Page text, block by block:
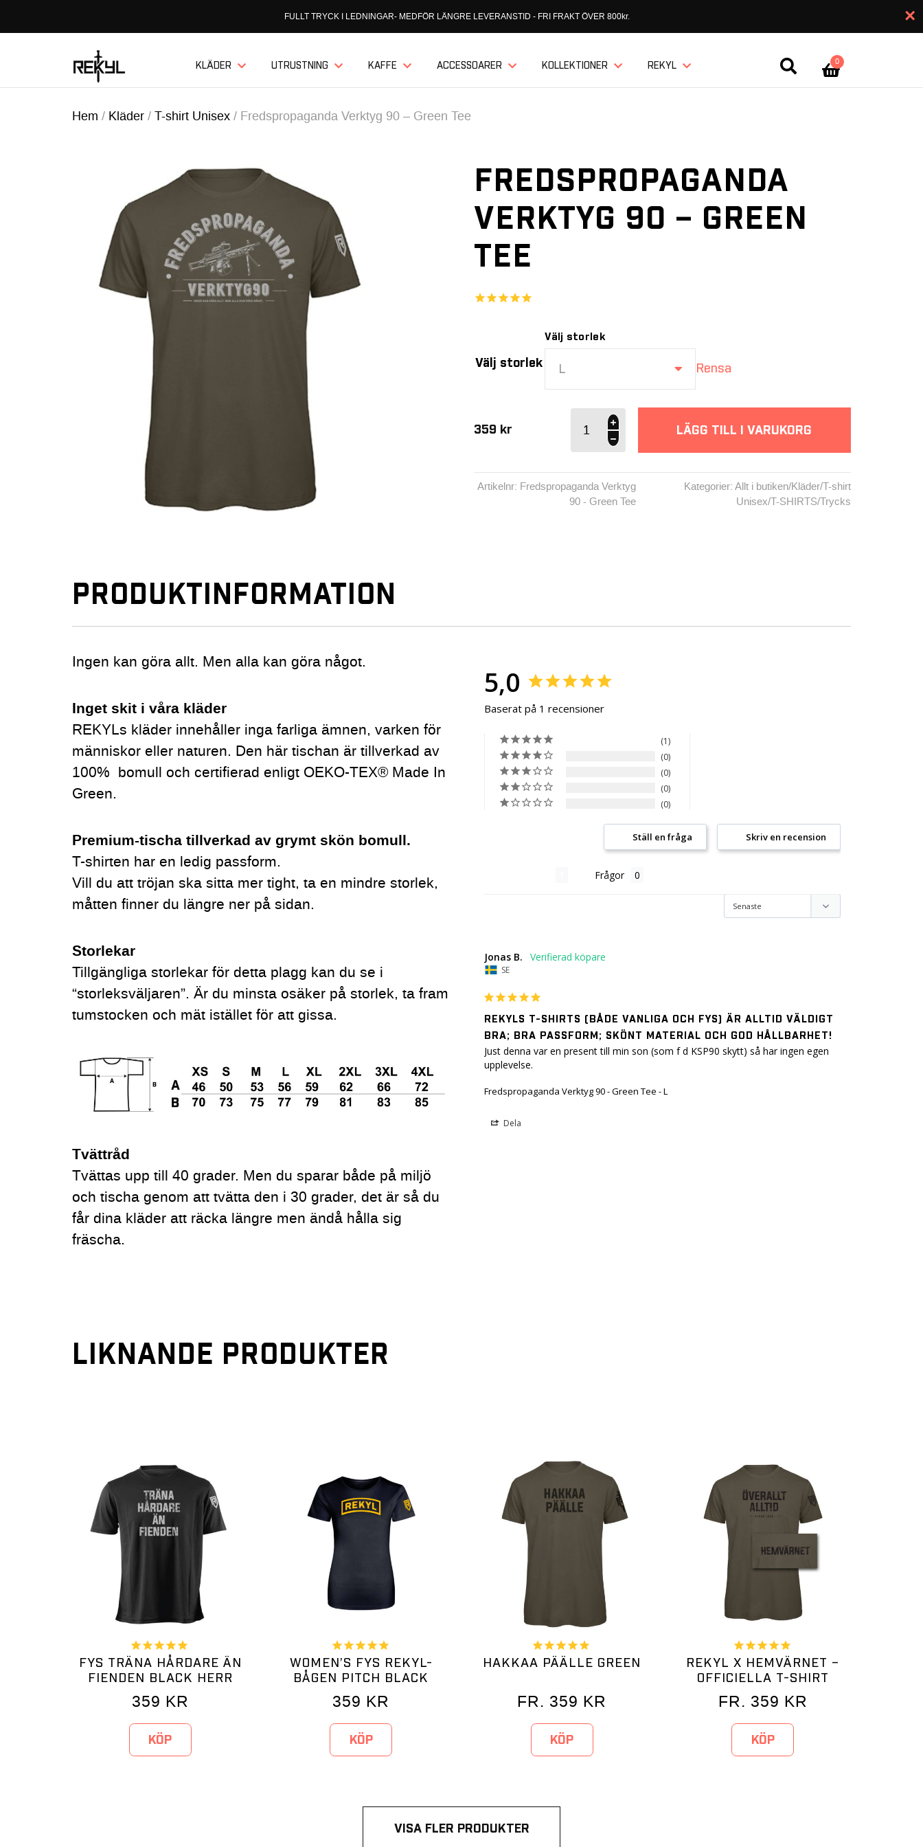
FULLT TRYCK I LEDNINGAR- MEDFÖR LÄNGRE LEVERANSTID - FRI FRAKT ÖVER 800kr. ×
KLÄDER UTRUSTNING KAFFE ACCESSOARER KOLLEKTIONER REKYL 0
Hem / Kläder / T-shirt Unisex / Fredspropaganda Verktyg 90 – Green Tee
FREDSPROPAGANDA
VERKTYG 90 – GREEN
TEE
Välj storlek
Välj storlek
L Rensa
359 kr
Fredspropaganda
Verktyg 90 -
Green Tee
LÄGG TILL I VARUKORG
Artikelnr: Fredspropaganda Verktyg
90 - Green Tee
Kategorier: Allt i butiken/Kläder/T-shirt
Unisex/T-SHIRTS/Trycks
PRODUKTINFORMATION
Ingen kan göra allt. Men alla kan göra något.
Inget skit i våra kläder
REKYLs kläder innehåller inga farliga ämnen, varken för
människor eller naturen. Den här tischan är tillverkad av
100% bomull och certifierad enligt OEKO-TEX® Made In
Green.
Premium-tischa tillverkad av grymt skön bomull.
T-shirten har en ledig passform.
Vill du att tröjan ska sitta mer tight, ta en mindre storlek,
måtten finner du längre ner på sidan.
Storlekar
Tillgängliga storlekar för detta plagg kan du se i
“storleksväljaren”. Är du minsta osäker på storlek, ta fram
tumstocken och mät istället för att gissa.
Tvättråd
Tvättas upp till 40 grader. Men du sparar både på miljö
och tischa genom att tvätta den i 30 grader, det är så du
får dina kläder att räcka längre men ändå hålla sig
fräscha.
5,0
Baserat på 1 recensioner
1
0
0
0
0
Skriv en recension
Ställ en fråga
Frågor
Jonas B.
SE
REKYLS T-SHIRTS (BÅDE VANLIGA OCH FYS) ÄR ALLTID VÄLDIGT
BRA; BRA PASSFORM; SKÖNT MATERIAL OCH GOD HÅLLBARHET!
Just denna var en present till min son (som f d KSP90 skytt) så har ingen egen
upplevelse.
Fredspropaganda Verktyg 90 - Green Tee - L
Dela
LIKNANDE PRODUKTER
FYS TRÄNA HÅRDARE ÄN
FIENDEN BLACK HERR
359 KR
KÖP
WOMEN’S FYS REKYL-
BÅGEN PITCH BLACK
359 KR
KÖP
HAKKAA PÄÄLLE GREEN
FR. 359 KR
KÖP
REKYL X HEMVÄRNET –
OFFICIELLA T-SHIRT
FR. 359 KR
KÖP
VISA FLER PRODUKTER